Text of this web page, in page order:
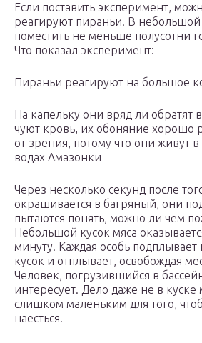
Если поставить эксперимент,
реагируют пираньи. В небольшой
поместить не меньше полусотни
Что показал эксперимент:
Пираньи реагируют на большое
На капельку они вряд ли обратят
чуют кровь, их обоняние хорошо
от зрения, потому что они живут
водах Амазонки
Через несколько секунд после
окрашивается в багряный, они
пытаются понять, можно ли чем
Небольшой кусок мяса
минуту. Каждая особь
кусок и отплывает, освобождая
Человек, погрузившийся в
интересует. Дело даже не в
слишком маленьким для того,
наесться.